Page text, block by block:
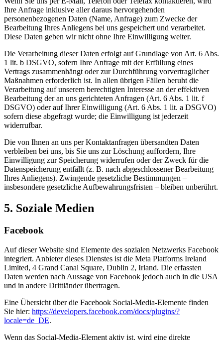
Ihre Anfrage inklusive aller daraus hervorgehenden
personenbezogenen Daten (Name, Anfrage) zum Zwecke der
Bearbeitung Ihres Anliegens bei uns gespeichert und verarbeitet.
Diese Daten geben wir nicht ohne Ihre Einwilligung weiter.
Die Verarbeitung dieser Daten erfolgt auf Grundlage von Art. 6 Abs.
1 lit. b DSGVO, sofern Ihre Anfrage mit der Erfüllung eines
Vertrags zusammenhängt oder zur Durchführung vorvertraglicher
Maßnahmen erforderlich ist. In allen übrigen Fällen beruht die
Verarbeitung auf unserem berechtigten Interesse an der effektiven
Bearbeitung der an uns gerichteten Anfragen (Art. 6 Abs. 1 lit. f
DSGVO) oder auf Ihrer Einwilligung (Art. 6 Abs. 1 lit. a DSGVO)
sofern diese abgefragt wurde; die Einwilligung ist jederzeit
widerrufbar.
Die von Ihnen an uns per Kontaktanfragen übersandten Daten
verbleiben bei uns, bis Sie uns zur Löschung auffordern, Ihre
Einwilligung zur Speicherung widerrufen oder der Zweck für die
Datenspeicherung entfällt (z. B. nach abgeschlossener Bearbeitung
Ihres Anliegens). Zwingende gesetzliche Bestimmungen –
insbesondere gesetzliche Aufbewahrungsfristen – bleiben unberührt.
5. Soziale Medien
Facebook
Auf dieser Website sind Elemente des sozialen Netzwerks Facebook
integriert. Anbieter dieses Dienstes ist die Meta Platforms Ireland
Limited, 4 Grand Canal Square, Dublin 2, Irland. Die erfassten
Daten werden nach Aussage von Facebook jedoch auch in die USA
und in andere Drittländer übertragen.
Eine Übersicht über die Facebook Social-Media-Elemente finden
Sie hier: https://developers.facebook.com/docs/plugins/?
locale=de_DE.
Wenn das Social-Media-Element aktiv ist, wird eine direkte